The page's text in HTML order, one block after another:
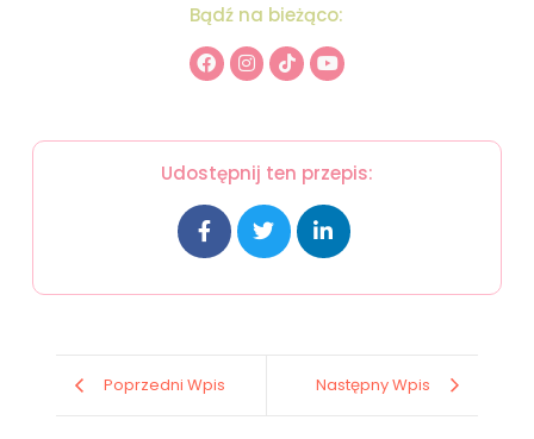
Bądź na bieżąco:
Udostępnij ten przepis:
Poprzedni Wpis Następny Wpis